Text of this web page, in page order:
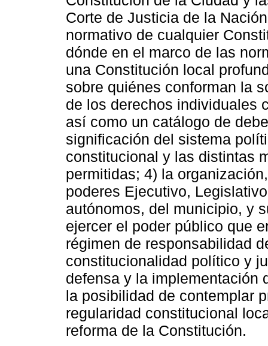
Corte de Justicia de la
normativo de cualquier
dónde en el marco de las
una Constitución local
sobre quiénes conforman la
de los derechos individuales
así como un catálogo de
significación del sistema
constitucional y las distintas
permitidas; 4) la
poderes Ejecutivo,
autónomos, del municipio, y
ejercer el poder público que
régimen de responsabilidad
constitucionalidad político y
defensa y la implementación
la posibilidad de contemplar
regularidad constitucional
reforma de la Constitución.